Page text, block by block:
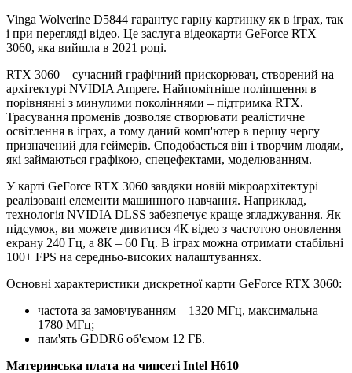
Vinga Wolverine D5844 гарантує гарну картинку як в іграх, так
і при перегляді відео. Це заслуга відеокарти GeForce RTX
3060, яка вийшла в 2021 році.
RTX 3060 – сучасний графічний прискорювач, створений на
архітектурі NVIDIA Ampere. Найпомітніше поліпшення в
порівнянні з минулими поколіннями – підтримка RTX.
Трасування променів дозволяє створювати реалістичне
освітлення в іграх, а тому даний комп'ютер в першу чергу
призначений для геймерів. Сподобається він і творчим людям,
які займаються графікою, спецефектами, моделюванням.
У карті GeForce RTX 3060 завдяки новій мікроархітектурі
реалізовані елементи машинного навчання. Наприклад,
технологія NVIDIA DLSS забезпечує краще згладжування. Як
підсумок, ви можете дивитися 4К відео з частотою оновлення
екрану 240 Гц, а 8К – 60 Гц. В іграх можна отримати стабільні
100+ FPS на середньо-високих налаштуваннях.
Основні характеристики дискретної карти GeForce RTX 3060:
частота за замовчуванням – 1320 МГц, максимальна –
1780 МГц;
пам'ять GDDR6 об'ємом 12 ГБ.
Материнська плата на чипсеті Intel H610